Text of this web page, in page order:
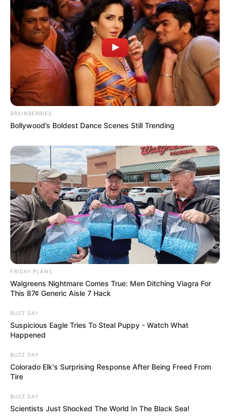
BRAINBERRIES
Bollywood’s Boldest Dance Scenes Still Trending
FRIDAY PLANS
Walgreens Nightmare Comes True: Men Ditching Viagra For
This 87¢ Generic Aisle 7 Hack
BUZZ DAY
Suspicious Eagle Tries To Steal Puppy - Watch What
Happened
BUZZ DAY
Colorado Elk's Surprising Response After Being Freed From
Tire
BUZZ DAY
Scientists Just Shocked The World In The Black Sea!